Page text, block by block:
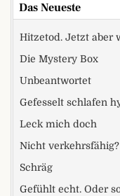
Das Neueste
Hitzetod. Jetzt aber
Die Mystery Box
Unbeantwortet
Gefesselt schlafen
Leck mich doch
Nicht
Schräg
Gefühlt echt. Oder